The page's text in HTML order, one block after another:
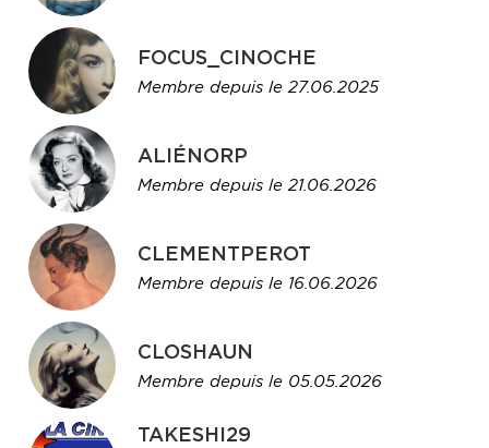
FOCUS_CINOCHE
Membre depuis le 27.06.2025
ALIÉNORP
Membre depuis le 21.06.2026
CLEMENTPEROT
Membre depuis le 16.06.2026
CLOSHAUN
Membre depuis le 05.05.2026
TAKESHI29